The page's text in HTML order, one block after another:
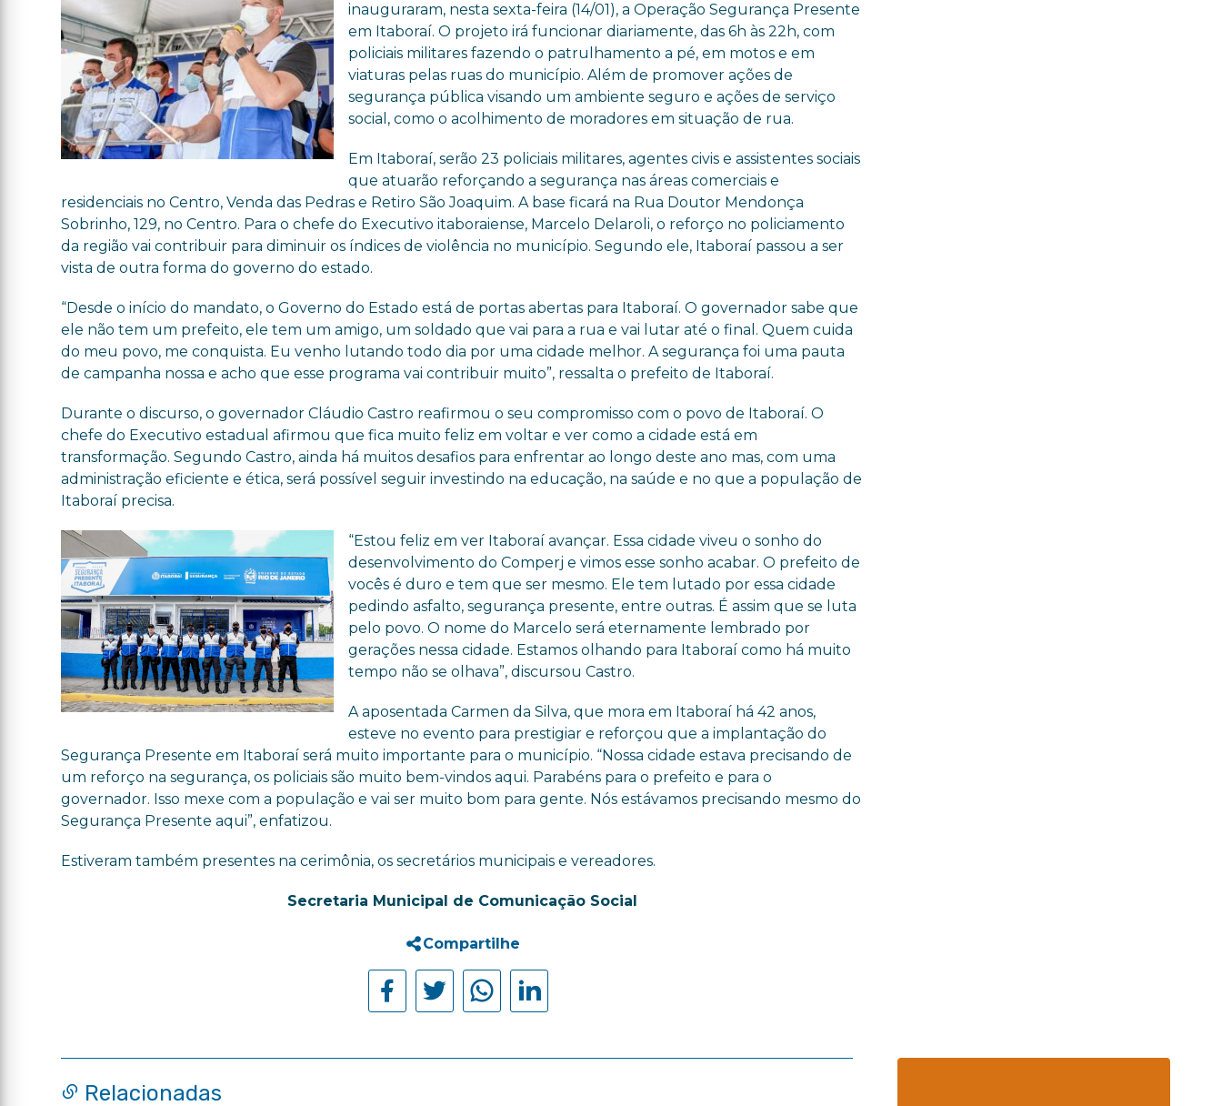
inauguraram, nesta sexta-feira (14/01), a Operação Segurança Presente
em Itaboraí. O projeto irá funcionar diariamente, das 6h às 22h, com
policiais militares fazendo o patrulhamento a pé, em motos e em
viaturas pelas ruas do município. Além de promover ações de
segurança pública visando um ambiente seguro e ações de serviço
social, como o acolhimento de moradores em situação de rua.
Em Itaboraí, serão 23 policiais militares, agentes civis e assistentes sociais
que atuarão reforçando a segurança nas áreas comerciais e
residenciais no Centro, Venda das Pedras e Retiro São Joaquim. A base ficará na Rua Doutor Mendonça
Sobrinho, 129, no Centro. Para o chefe do Executivo itaboraiense, Marcelo Delaroli, o reforço no policiamento
da região vai contribuir para diminuir os índices de violência no município. Segundo ele, Itaboraí passou a ser
vista de outra forma do governo do estado.
“Desde o início do mandato, o Governo do Estado está de portas abertas para Itaboraí. O governador sabe que
ele não tem um prefeito, ele tem um amigo, um soldado que vai para a rua e vai lutar até o final. Quem cuida
do meu povo, me conquista. Eu venho lutando todo dia por uma cidade melhor. A segurança foi uma pauta
de campanha nossa e acho que esse programa vai contribuir muito”, ressalta o prefeito de Itaboraí.
Durante o discurso, o governador Cláudio Castro reafirmou o seu compromisso com o povo de Itaboraí. O
chefe do Executivo estadual afirmou que fica muito feliz em voltar e ver como a cidade está em
transformação. Segundo Castro, ainda há muitos desafios para enfrentar ao longo deste ano mas, com uma
administração eficiente e ética, será possível seguir investindo na educação, na saúde e no que a população de
Itaboraí precisa.
“Estou feliz em ver Itaboraí avançar. Essa cidade viveu o sonho do
desenvolvimento do Comperj e vimos esse sonho acabar. O prefeito de
vocês é duro e tem que ser mesmo. Ele tem lutado por essa cidade
pedindo asfalto, segurança presente, entre outras. É assim que se luta
pelo povo. O nome do Marcelo será eternamente lembrado por
gerações nessa cidade. Estamos olhando para Itaboraí como há muito
tempo não se olhava”, discursou Castro.
A aposentada Carmen da Silva, que mora em Itaboraí há 42 anos,
esteve no evento para prestigiar e reforçou que a implantação do
Segurança Presente em Itaboraí será muito importante para o município. “Nossa cidade estava precisando de
um reforço na segurança, os policiais são muito bem-vindos aqui. Parabéns para o prefeito e para o
governador. Isso mexe com a população e vai ser muito bom para gente. Nós estávamos precisando mesmo do
Segurança Presente aqui”, enfatizou.
Estiveram também presentes na cerimônia, os secretários municipais e vereadores.
Secretaria Municipal de Comunicação Social
Compartilhe
Relacionadas